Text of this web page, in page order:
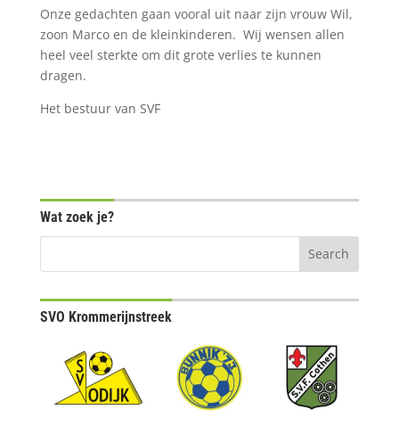
Onze gedachten gaan vooral uit naar zijn vrouw Wil,
zoon Marco en de kleinkinderen. Wij wensen allen
heel veel sterkte om dit grote verlies te kunnen
dragen.
Het bestuur van SVF
Wat zoek je?
SVO Krommerijnstreek